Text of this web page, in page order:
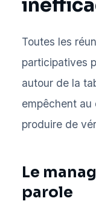
Toutes les
participatives
autour de la
empêchent
produire de
Le
parole